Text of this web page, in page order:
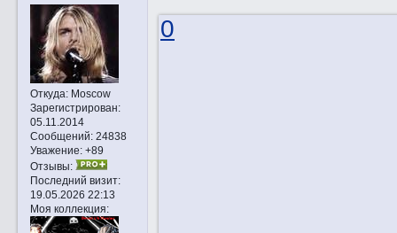
Откуда:Moscow
Зарегистрирован:
05.11.2014
Сообщений:24838
Уважение: +89
Отзывы:
Последний визит:
19.05.2026 22:13
Моя коллекция:
0